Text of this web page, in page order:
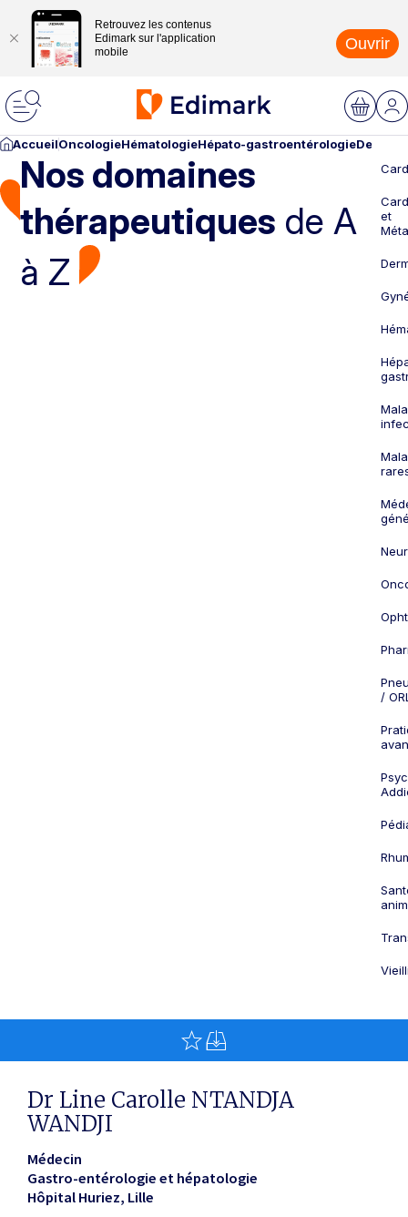
Retrouvez les contenus
Edimark sur l'application
mobile
Ouvrir
AccueilOncologieHématologieHépato-gastroentérologie
Nos domaines
thérapeutiques de A
à Z
et
/
Dr Line Carolle NTANDJA
WANDJI
Médecin
Gastro-entérologie et hépatologie
Hôpital Huriez Lille